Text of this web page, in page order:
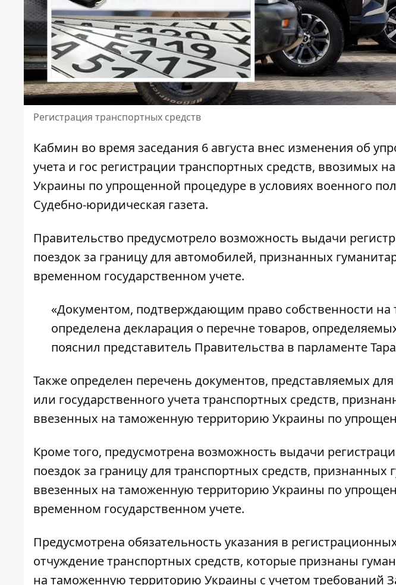
Регистрация транспортных средств
Кабмин во время заседания 6 августа внес изменения об
учета и гос регистрации транспортных средств, ввозимых
Украины по упрощенной процедуре в условиях военного
Судебно-юридическая газета.
Правительство предусмотрело возможность выдачи
поездок за границу для автомобилей, признанных
временном государственном учете.
«Документом, подтверждающим право собственности на
определена декларация о перечне товаров,
пояснил представитель Правительства в парламенте
Также определен перечень документов, представляемых
или государственного учета транспортных средств,
ввезенных на таможенную территорию Украины по
Кроме того, предусмотрена возможность выдачи
поездок за границу для транспортных средств,
ввезенных на таможенную территорию Украины по
временном государственном учете.
Предусмотрена обязательность указания в
отчуждение транспортных средств, которые признаны
на таможенную территорию Украины с учетом требований